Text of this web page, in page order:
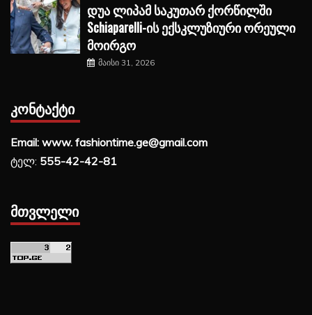
დუა ლიპამ საკუთარ ქორწილში
Schiaparelli-ის ექსკლუზიური ორეული
მოირგო
მაისი 31, 2026
ᲙᲝᲜᲢᲐᲥᲢᲘ
Email: www. fashiontime.ge@gmail.com
ტელ: 555-42-42-81
ᲛᲗᲕᲚᲔᲚᲘ